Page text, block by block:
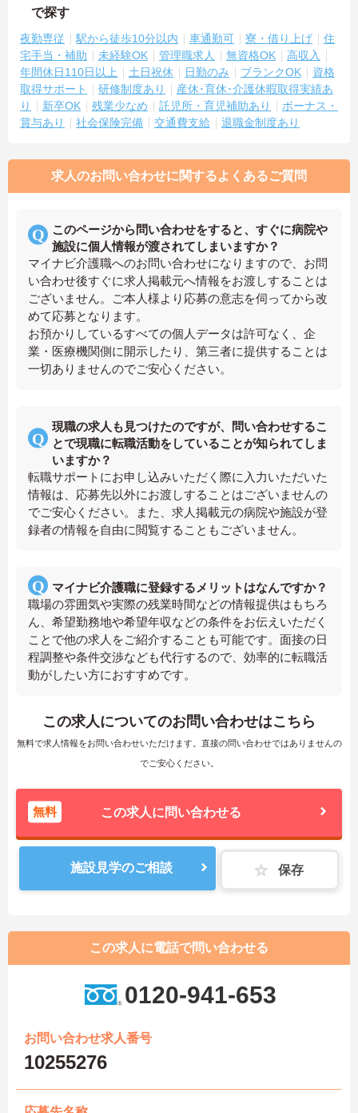
で探す
夜勤専従 駅から徒歩10分以内 車通勤可 寮・借り上げ
住
宅手当・補助
未経験OK 管理職求人 無資格OK
高収入
年間休日110日以上
土日祝休 日勤のみ ブランクOK
資格
取得サポート
研修制度あり
産休･育休･介護休暇取得実績あ
り
新卒OK 残業少なめ 託児所・育児補助あり
ボーナス・
賞与あり
社会保険完備 交通費支給 退職金制度あり
求人のお問い合わせに関するよくあるご質問
このページから問い合わせをすると、すぐに病院や
施設に個人情報が渡されてしまいますか？
マイナビ介護職へのお問い合わせになりますので、お問
い合わせ後すぐに求人掲載元へ情報をお渡しすることは
ございません。ご本人様より応募の意志を伺ってから改
めて応募となります。
お預かりしているすべての個人データは許可なく、企
業・医療機関側に開示したり、第三者に提供することは
一切ありませんのでご安心ください。
現職の求人も見つけたのですが、問い合わせするこ
とで現職に転職活動をしていることが知られてしま
いますか？
転職サポートにお申し込みいただく際に入力いただいた
情報は、応募先以外にお渡しすることはございませんの
でご安心ください。また、求人掲載元の病院や施設が登
録者の情報を自由に閲覧することもございません。
マイナビ介護職に登録するメリットはなんですか？
職場の雰囲気や実際の残業時間などの情報提供はもちろ
ん、希望勤務地や希望年収などの条件をお伝えいただく
ことで他の求人をご紹介することも可能です。面接の日
程調整や条件交渉なども代行するので、効率的に転職活
動がしたい方におすすめです。
この求人についてのお問い合わせはこちら
無料で求人情報をお問い合わせいただけます。直接の問い合わせではありませんの
でご安心ください。
無料 この求人に問い合わせる
施設見学のご相談 保存
この求人に電話で問い合わせる
0120-941-653
お問い合わせ求人番号
10255276